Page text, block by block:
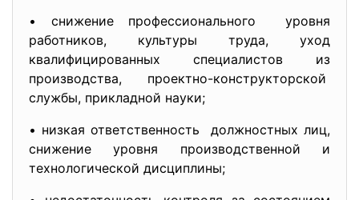
• снижение профессионального уровня
работников, культуры труда, уход
квалифицированных специалистов из
производства, проектно-конструкторской
службы, прикладной науки;
• низкая ответственность должностных лиц,
снижение уровня производственной и
технологической дисциплины;